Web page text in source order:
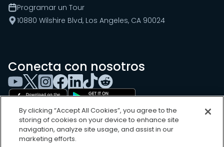
Programar un Tour
10880 Wilshire Blvd, Los Angeles, CA 90024
Conecta con nosotros
By clicking “Accept All Cookies”, you agree to the
storing of cookies on your device to enhance site
navigation, analyze site usage, and assist in our
marketing efforts.